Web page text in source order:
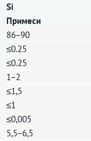
Si
Примеси
86−90
≤0.25
≤0.25
1−2
≤1,5
≤1
≤0,005
5,5−6,5